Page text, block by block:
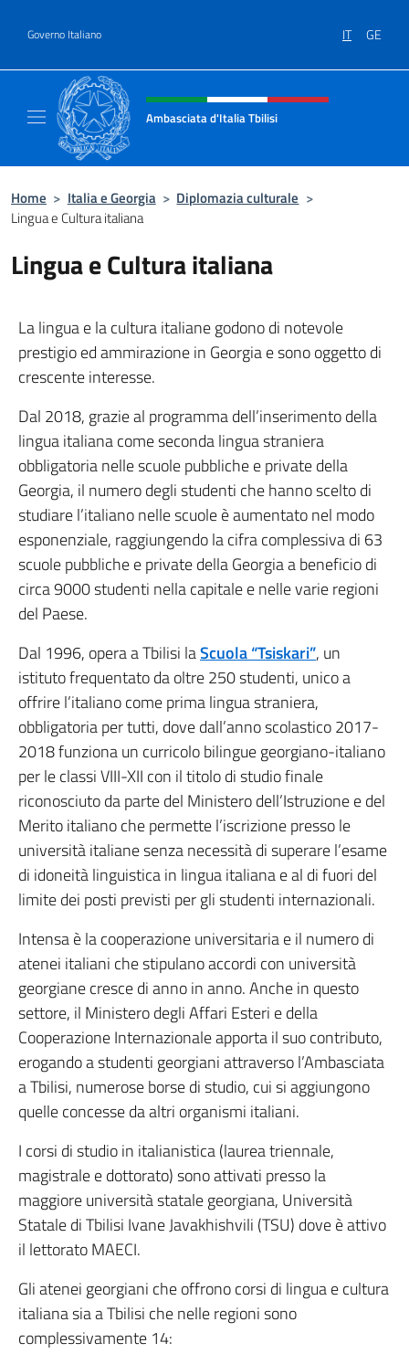
Governo Italiano IT GE
Intestazione sito, social e menù
Ambasciata d'Italia Tbilisi
Home > Italia e Georgia > Diplomazia culturale >
Lingua e Cultura italiana
Lingua e Cultura italiana
La lingua e la cultura italiane godono di notevole
prestigio ed ammirazione in Georgia e sono oggetto di
crescente interesse.
Dal 2018, grazie al programma dell’inserimento della
lingua italiana come seconda lingua straniera
obbligatoria nelle scuole pubbliche e private della
Georgia, il numero degli studenti che hanno scelto di
studiare l’italiano nelle scuole è aumentato nel modo
esponenziale, raggiungendo la cifra complessiva di 63
scuole pubbliche e private della Georgia a beneficio di
circa 9000 studenti nella capitale e nelle varie regioni
del Paese.
Dal 1996, opera a Tbilisi laScuola “Tsiskari”, un
istituto frequentato da oltre 250 studenti, unico a
offrire l’italiano come prima lingua straniera,
obbligatoria per tutti, dove dall’anno scolastico 2017-
2018 funziona un curricolo bilingue georgiano-italiano
per le classi VIII-XII con il titolo di studio finale
riconosciuto da parte del Ministero dell’Istruzione e del
Merito italiano che permette l’iscrizione presso le
università italiane senza necessità di superare l’esame
di idoneità linguistica in lingua italiana e al di fuori del
limite dei posti previsti per gli studenti internazionali.
Intensa è la cooperazione universitaria e il numero di
atenei italiani che stipulano accordi con università
georgiane cresce di anno in anno. Anche in questo
settore, il Ministero degli Affari Esteri e della
Cooperazione Internazionale apporta il suo contributo,
erogando a studenti georgiani attraverso l’Ambasciata
a Tbilisi, numerose borse di studio, cui si aggiungono
quelle concesse da altri organismi italiani.
I corsi di studio in italianistica (laurea triennale,
magistrale e dottorato) sono attivati presso la
maggiore università statale georgiana, Università
Statale di Tbilisi Ivane Javakhishvili (TSU) dove è attivo
il lettorato MAECI.
Gli atenei georgiani che offrono corsi di lingua e cultura
italiana sia a Tbilisi che nelle regioni sono
complessivamente 14: